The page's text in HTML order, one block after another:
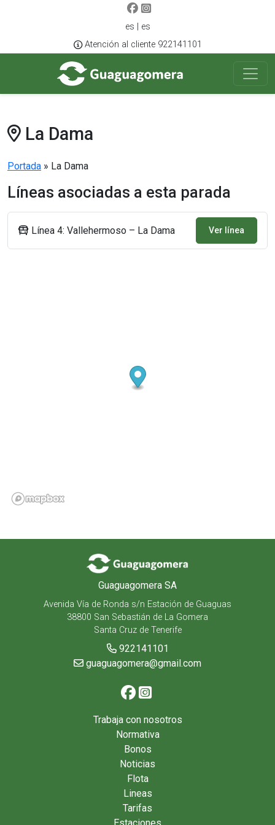
es | es
Atención al cliente 922141101
La Dama
Portada » La Dama
Líneas asociadas a esta parada
Línea 4: Vallehermoso – La Dama Ver línea
Guaguagomera SA
Avenida Vía de Ronda s/n Estación de Guaguas
38800 San Sebastián de La Gomera
Santa Cruz de Tenerife
922141101
guaguagomera@gmail.com
Trabaja con nosotros
Normativa
Bonos
Noticias
Flota
Lineas
Tarifas